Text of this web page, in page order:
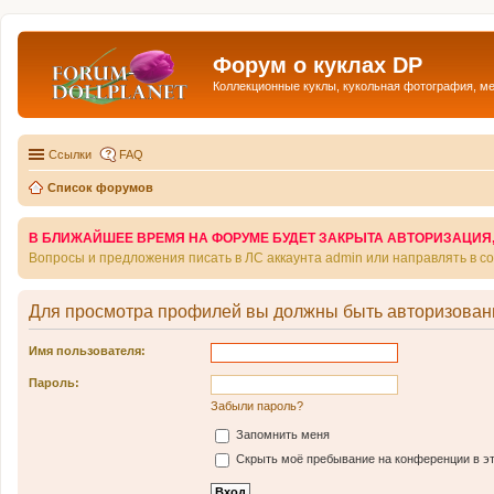
Форум о куклах DP
Коллекционные куклы, кукольная фотография,
Ссылки FAQ
Список форумов
В БЛИЖАЙШЕЕ ВРЕМЯ НА ФОРУМЕ БУДЕТ ЗАКРЫТА
Вопросы и предложения писать в ЛС аккаунта admin или направлять в
Для просмотра профилей вы должны быть
Имя пользователя:
Пароль:
Забыли пароль?
Запомнить меня
Скрыть моё пребывание на конференции в